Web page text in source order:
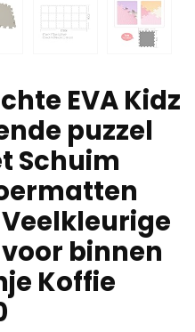
EVA Kidz
puzzel
Schuim
binnen
Koffie